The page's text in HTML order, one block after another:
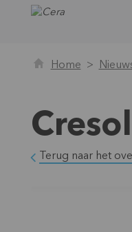
Home
Terug naar het